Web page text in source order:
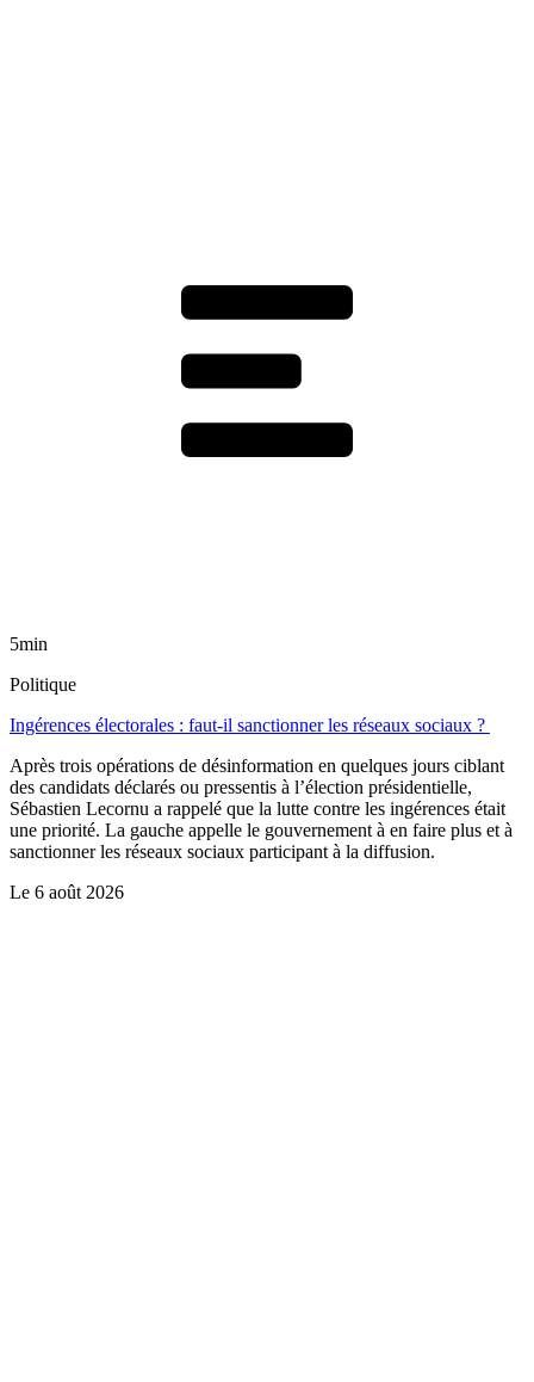
5min
Politique
Ingérences électorales : faut-il sanctionner les réseaux sociaux ?
Après trois opérations de désinformation en quelques jours ciblant
des candidats déclarés ou pressentis à l’élection présidentielle,
Sébastien Lecornu a rappelé que la lutte contre les ingérences était
une priorité. La gauche appelle le gouvernement à en faire plus et à
sanctionner les réseaux sociaux participant à la diffusion.
Le 6 août 2026